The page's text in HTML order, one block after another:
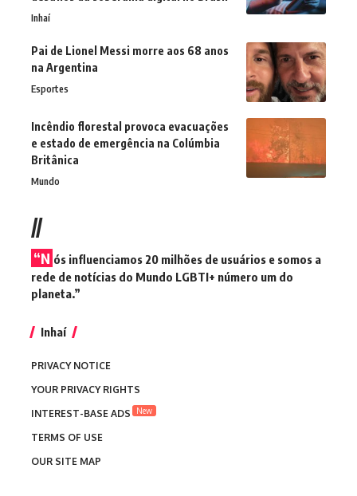
Inhaí
Pai de Lionel Messi morre aos 68 anos
na Argentina
Esportes
Incêndio florestal provoca evacuações
e estado de emergência na Colúmbia
Britânica
Mundo
//
“N ós influenciamos 20 milhões de usuários e somos a
rede de notícias do Mundo LGBTI+ número um do
planeta.”
Inhaí
PRIVACY NOTICE
YOUR PRIVACY RIGHTS
INTEREST-BASE ADS
New
TERMS OF USE
OUR SITE MAP